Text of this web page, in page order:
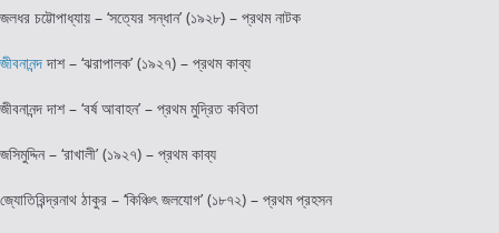
জলধর চট্টোপাধ্যায় – ‘সত্যের সন্ধান’ (১৯২৮) – প্রথম নাটক
জীবনানন্দদাশ – ‘ঝরাপালক’ (১৯২৭) – প্রথম কাব্য
জীবনানন্দ দাশ – ‘বর্ষ আবাহন’ – প্রথম মুদ্রিত কবিতা
জসিমুদ্দিন – ‘রাখালী’ (১৯২৭) – প্রথম কাব্য
জ্যোতিরিন্দ্রনাথ ঠাকুর – ‘কিঞ্চিৎ জলযোগ’ (১৮৭২) – প্রথম প্রহসন